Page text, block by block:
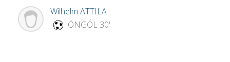
Wilhelm ATTILA
ÖNGÓL 30'